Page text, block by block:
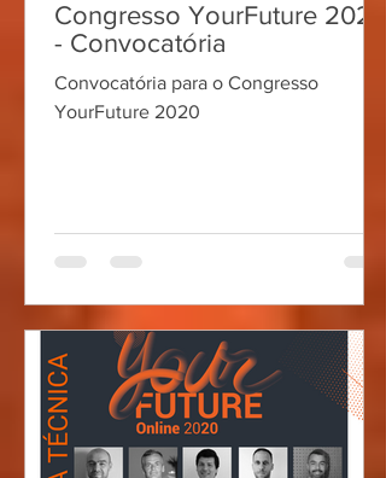
Congresso YourFuture 2020
- Convocatória
Convocatória para o Congresso
YourFuture 2020